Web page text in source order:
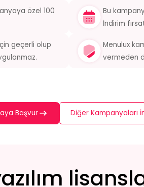
özel 100
Bu
İndirim
geçerli olup
Menulux
vermeden
Başvur Diğer Kampanyaları